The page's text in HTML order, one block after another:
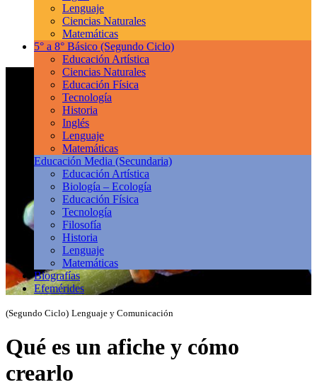
Lenguaje
Ciencias Naturales
Matemáticas
5° a 8° Básico (Segundo Ciclo)
Educación Artística
Ciencias Naturales
Educación Física
Tecnología
Historia
Inglés
Lenguaje
Matemáticas
Educación Media (Secundaria)
Educación Artística
Biología – Ecología
Educación Física
Tecnología
Filosofía
Historia
Lenguaje
Matemáticas
Biografías
Efemérides
(Segundo Ciclo) Lenguaje y Comunicación
Qué es un afiche y cómo
crearlo